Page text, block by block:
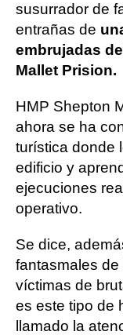
susurrador de
entrañas de
embrujadas
Mallet Prision.
HMP Shepton
ahora se ha
turística donde
edificio y
ejecuciones
operativo.
Se dice,
fantasmales
víctimas de
es este tipo de
llamado la